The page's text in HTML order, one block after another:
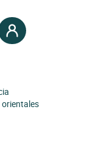
orientales